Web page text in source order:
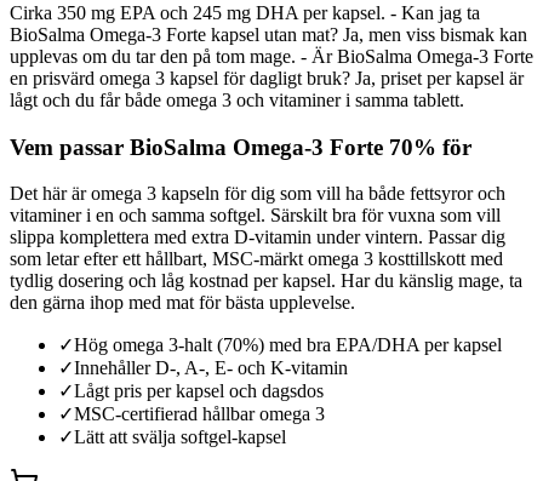
Cirka 350 mg EPA och 245 mg DHA per kapsel. - Kan jag ta
BioSalma Omega-3 Forte kapsel utan mat? Ja, men viss bismak kan
upplevas om du tar den på tom mage. - Är BioSalma Omega-3 Forte
en prisvärd omega 3 kapsel för dagligt bruk? Ja, priset per kapsel är
lågt och du får både omega 3 och vitaminer i samma tablett.
Vem passar BioSalma Omega-3 Forte 70% för
Det här är omega 3 kapseln för dig som vill ha både fettsyror och
vitaminer i en och samma softgel. Särskilt bra för vuxna som vill
slippa komplettera med extra D-vitamin under vintern. Passar dig
som letar efter ett hållbart, MSC-märkt omega 3 kosttillskott med
tydlig dosering och låg kostnad per kapsel. Har du känslig mage, ta
den gärna ihop med mat för bästa upplevelse.
✓Hög omega 3-halt (70%) med bra EPA/DHA per kapsel
✓Innehåller D-, A-, E- och K-vitamin
✓Lågt pris per kapsel och dagsdos
✓MSC-certifierad hållbar omega 3
✓Lätt att svälja softgel-kapsel